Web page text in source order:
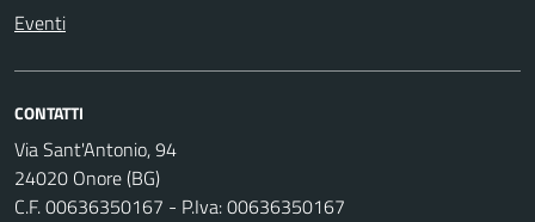
Eventi
CONTATTI
Via Sant'Antonio, 94
24020 Onore (BG)
C.F. 00636350167 - P.Iva: 00636350167